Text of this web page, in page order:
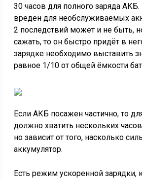
30 часов для полного заряда
вреден для необслуживаемых
2 последствий может и не быть,
сажать, то он быстро придёт в
зарядке необходимо выставить
равное 1/10 от общей ёмкости
Если АКБ посажен частично, то
должно хватить нескольких
но зависит от того, насколько
аккумулятор.
Есть режим ускоренной зарядки,